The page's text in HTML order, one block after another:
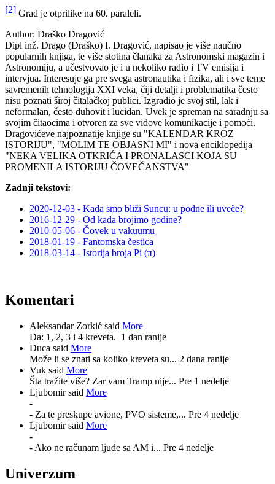
[2] Grad je otprilike na 60. paraleli.
Author: Draško Dragović
Dipl inž. Drago (Draško) I. Dragović, napisao je više naučno
popularnih knjiga, te više stotina članaka za Astronomski magazin i
Astronomiju, a učestvovao je i u nekoliko radio i TV emisija i
intervjua. Interesuje ga pre svega astronautika i fizika, ali i sve teme
savremenih tehnologija XXI veka, čiji detalji i problematika često
nisu poznati široj čitalačkoj publici. Izgradio je svoj stil, lak i
neformalan, često duhovit i lucidan. Uvek je spreman na saradnju sa
svojim čitaocima i otvoren za sve vidove komunikacije i pomoći.
Dragovićeve najpoznatije knjige su "KALENDAR KROZ
ISTORIJU", "MOLIM TE OBJASNI MI" i nova enciklopedija
"NEKA VELIKA OTKRIĆA I PRONALASCI KOJA SU
PROMENILA ISTORIJU ČOVEČANSTVA"
Zadnji tekstovi:
2020-12-03 - Kada smo bliži Suncu: u podne ili uveče?
2016-12-29 - Od kada brojimo godine?
2010-05-06 - Čovek u vakuumu
2018-01-19 - Fantomska čestica
2018-03-14 - Istorija broja Pi (π)
Komentari
Aleksandar Zorkić said More
Da: 1, 2, 3 i 4 kreveta. 1 dan ranije
Duca said More
Može li se znati sa koliko kreveta su... 2 dana ranije
Vuk said More
Šta tražite više? Zar vam Tramp nije... Pre 1 nedelje
Ljubomir said More
-
- Za te preskupe avione, PVO sisteme,... Pre 4 nedelje
Ljubomir said More
-
- Ako ne računam ljude sa AM i... Pre 4 nedelje
Univerzum